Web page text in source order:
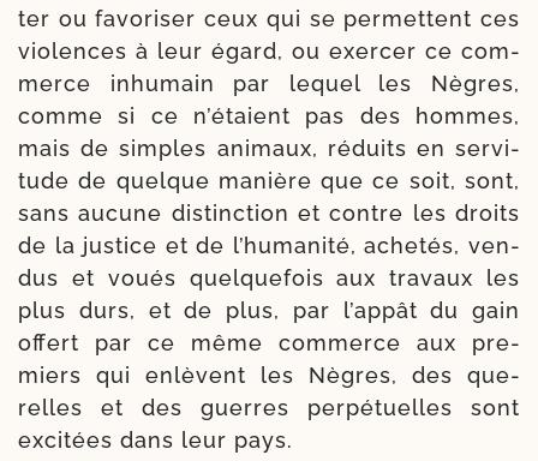
ter ou favo­ri­ser ceux qui se per­mettent ces
vio­lences à leur égard, ou exer­cer ce com­
merce inhu­main par lequel les Nègres,
comme si ce n’étaient pas des hommes,
mais de simples ani­maux, réduits en ser­vi­
tude de quelque ma­nière que ce soit, sont,
sans aucune dis­tinc­tion et contre les droits
de la jus­tice et de l’humanité, ache­tés, ven­
dus et voués quel­que­fois aux tra­vaux les
plus durs, et de plus, par l’appât du gain
offert par ce même com­merce aux pre­
miers qui enlèvent les Nègres, des que­
relles et des guer­res per­pé­tuelles sont
exci­tées dans leur pays.